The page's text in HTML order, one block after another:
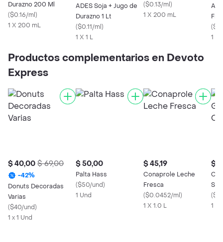
Durazno 200 Ml
($0.16/ml)
1 X 200 mL
ADES Soja + Jugo de
Durazno 1 Lt
($0.11/ml)
1 X 1 L
($0.13/ml)
1 X 200 mL
(
1 X
Productos complementarios en Devoto
Express
$ 40,00 $ 69,00
-42%
Donuts Decoradas
Varias
($40/und)
1 x 1 Und
$ 50,00
Palta Hass
($50/und)
1 Und
$ 45,19
Conaprole Leche
Fresca
($0.0452/ml)
1 X 1.0 L
$
(
1 X